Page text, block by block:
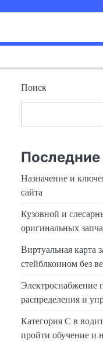
Поиск
Назначение и
сайта
Кузовной и
оригинальных
Виртуальная карта
стейблкоином без
Электроснабжение
распределения и
Категория С в
пройти обучение и